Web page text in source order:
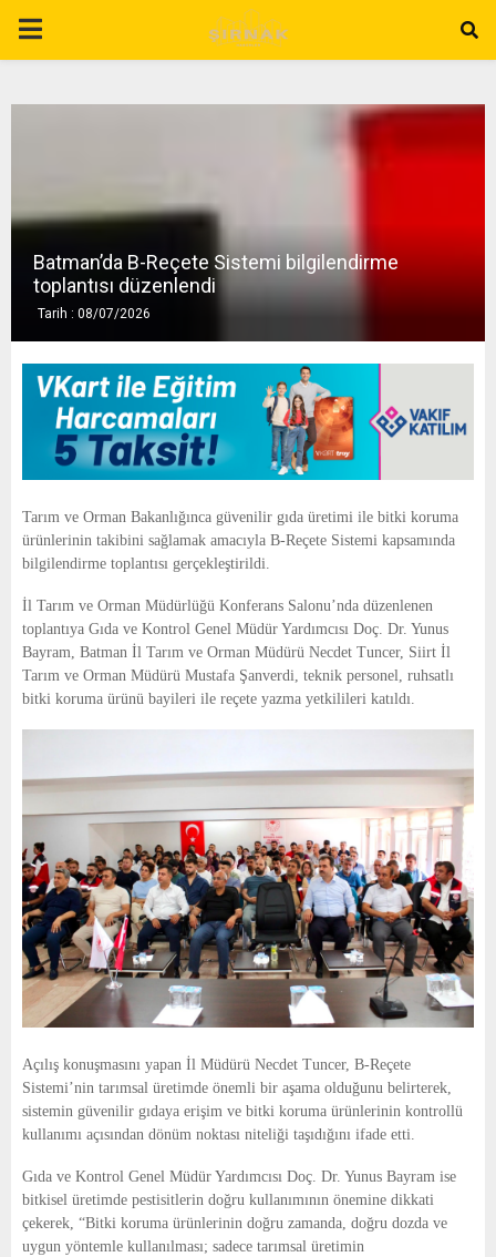
P
M
A
E
N
U
Batman’da B-Reçete Sistemi bilgilendirme
toplantısı düzenlendi
Tarih : 08/07/2026
Tarım ve Orman Bakanlığınca güvenilir gıda üretimi ile bitki koruma
ürünlerinin takibini sağlamak amacıyla B-Reçete Sistemi kapsamında
bilgilendirme toplantısı gerçekleştirildi.
İl Tarım ve Orman Müdürlüğü Konferans Salonu’nda düzenlenen
toplantıya Gıda ve Kontrol Genel Müdür Yardımcısı Doç. Dr. Yunus
Bayram, Batman İl Tarım ve Orman Müdürü Necdet Tuncer, Siirt İl
Tarım ve Orman Müdürü Mustafa Şanverdi, teknik personel, ruhsatlı
bitki koruma ürünü bayileri ile reçete yazma yetkilileri katıldı.
Açılış konuşmasını yapan İl Müdürü Necdet Tuncer, B-Reçete
Sistemi’nin tarımsal üretimde önemli bir aşama olduğunu belirterek,
sistemin güvenilir gıdaya erişim ve bitki koruma ürünlerinin kontrollü
kullanımı açısından dönüm noktası niteliği taşıdığını ifade etti.
Gıda ve Kontrol Genel Müdür Yardımcısı Doç. Dr. Yunus Bayram ise
bitkisel üretimde pestisitlerin doğru kullanımının önemine dikkati
çekerek, “Bitki koruma ürünlerinin doğru zamanda, doğru dozda ve
uygun yöntemle kullanılması; sadece tarımsal üretimin